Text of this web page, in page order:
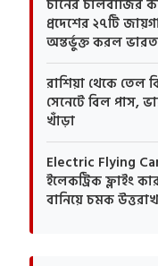
চীনের
প্রদেশের ২৭টি
অন্তর্ভুক্ত করল ভারত
রাশিয়া থেকে তেল
সেনেটে বিল পাস,
খাঁড়া
Electric Flying
ইলেকট্রিক ফ্লাইং
বানিয়ে চমক